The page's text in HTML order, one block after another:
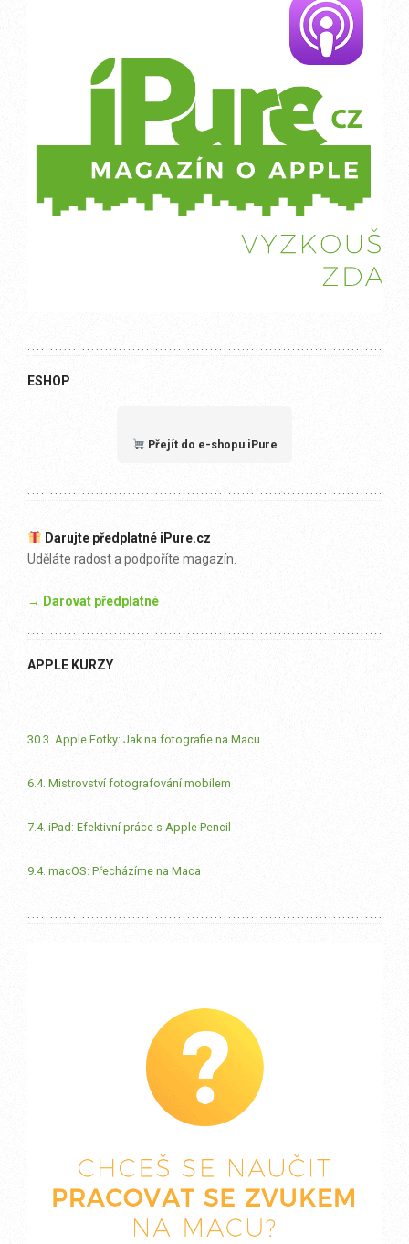
ESHOP
Přejít do e-shopu iPure
Darujte předplatné iPure.cz
Uděláte radost a podpoříte magazín.
→ Darovat předplatné
APPLE KURZY
30.3. Apple Fotky: Jak na fotografie na Macu
6.4. Mistrovství fotografování mobilem
7.4. iPad: Efektivní práce s Apple Pencil
9.4. macOS: Přecházíme na Maca